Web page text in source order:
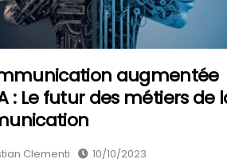
augmentée
: Le futur des métiers de
Clementi 10/10/2023